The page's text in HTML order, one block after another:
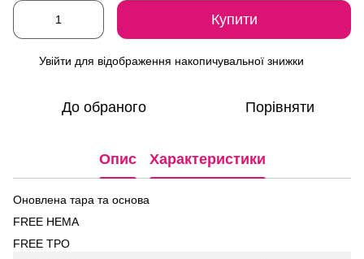
Купити
Увійти для відображення накопичувальної знижки
До обраного Порівняти
Опис Характеристики
Оновлена тара та основа
FREE HEMA
FREE TPO